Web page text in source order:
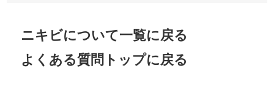
ニキビについて一覧に戻る
よくある質問トップに戻る